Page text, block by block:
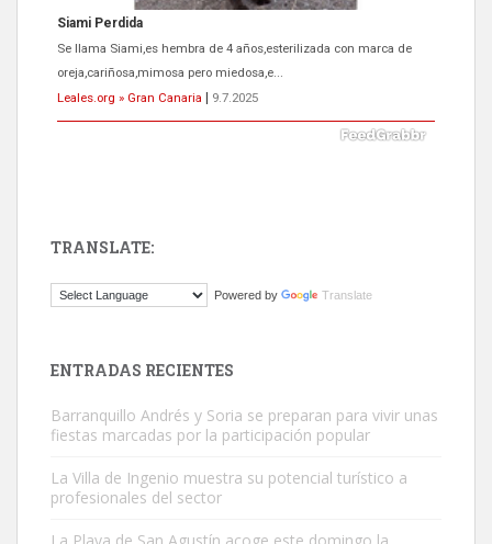
Siami Perdida
Se llama Siami,es hembra de 4 años,esterilizada con marca de
oreja,cariñosa,mimosa pero miedosa,e...
Leales.org » Gran Canaria
9.7.2025
El ayuntamiento se va a llevar a Los Gatos callejeros de la zona los
TRANSLATE:
Powered by Translate
ENTRADAS RECIENTES
Barranquillo Andrés y Soria se preparan para vivir unas
fiestas marcadas por la participación popular
La Villa de Ingenio muestra su potencial turístico a
profesionales del sector